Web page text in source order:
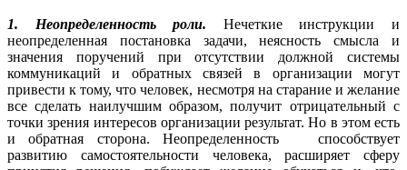
1. Неопределенность роли. Нечеткие инструкции и
неопределенная постановка задачи, неясность смысла и
значения поручений при отсутствии должной системы
коммуникаций и обратных связей в организации могут
привести к тому, что человек, несмотря на старание и желание
все сделать наилучшим образом, получит отрицательный с
точки зрения интересов организации результат. Но в этом есть
и обратная сторона. Неопределенность способствует
развитию самостоятельности человека, расширяет сферу